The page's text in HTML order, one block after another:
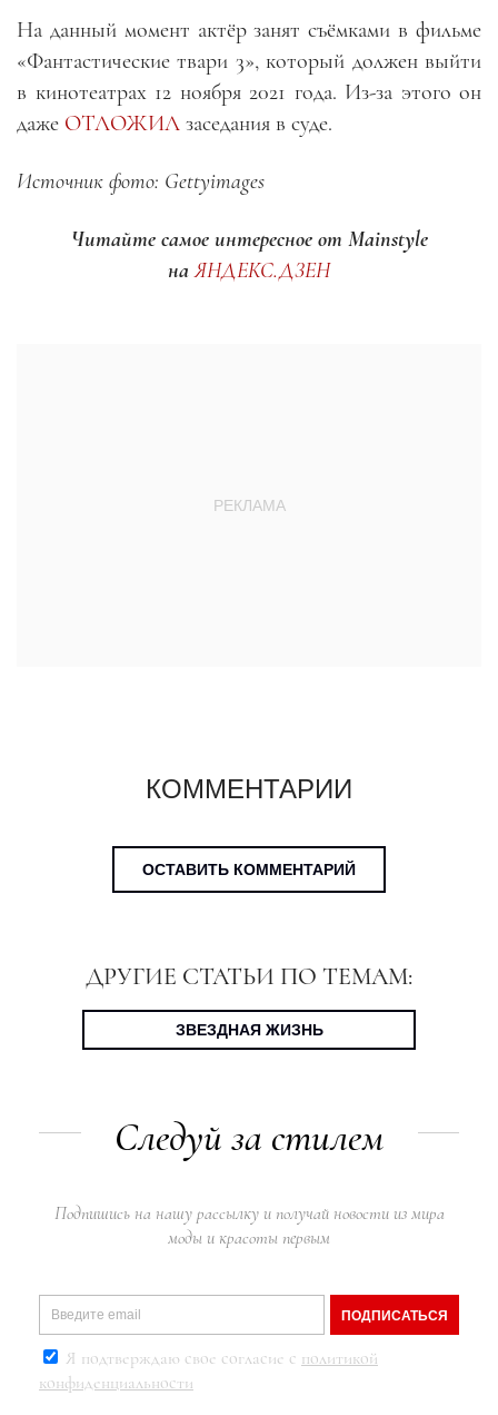
На данный момент актёр занят съёмками в фильме
«Фантастические твари 3», который должен выйти
в кинотеатрах 12 ноября 2021 года. Из-за этого он
даже ОТЛОЖИЛ заседания в суде.
Источник фото: Gettyimages
Читайте самое интересное от Mainstyle
наЯНДЕКС.ДЗЕН
КОММЕНТАРИИ
ОСТАВИТЬ КОММЕНТАРИЙ
ДРУГИЕ СТАТЬИ ПО ТЕМАМ:
ЗВЕЗДНАЯ ЖИЗНЬ
Следуй за стилем
Подпишись на нашу рассылку и получай новости из мира
моды и красоты первым
ПОДПИСАТЬСЯ
Я подтверждаю свое согласие с политикой
конфиденциальности